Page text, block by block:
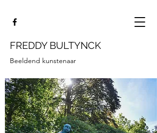
FREDDY BULTYNCK
Beeldend kunstenaar